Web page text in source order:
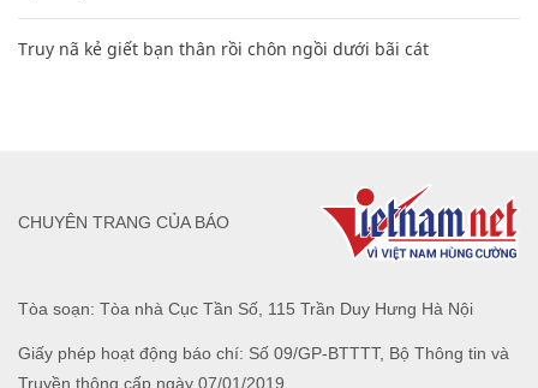
Truy nã kẻ giết bạn thân rồi chôn ngồi dưới bãi cát
Tòa soạn: Tòa nhà Cục Tần Số, 115 Trần Duy Hưng Hà Nội
Giấy phép hoạt động báo chí: Số 09/GP-BTTTT, Bộ Thông tin và
Truyền thông cấp ngày 07/01/2019.
CHUYÊN TRANG CỦA BÁO